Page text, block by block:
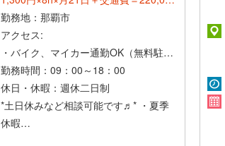
円～
勤務地：那覇市
アクセス:
・バイク、マイカー通勤OK（無料駐車
場あり）
・交通費支給(社内規定あり)
勤務時間：09：00～18：00
休日・休暇：週休二日制
*土日休みなど相談可能です♬* ・夏季
休暇